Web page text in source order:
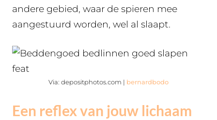
andere gebied, waar de spieren mee
aangestuurd worden, wel al slaapt.
Via: depositphotos.com | bernardbodo
Een reflex van jouw lichaam